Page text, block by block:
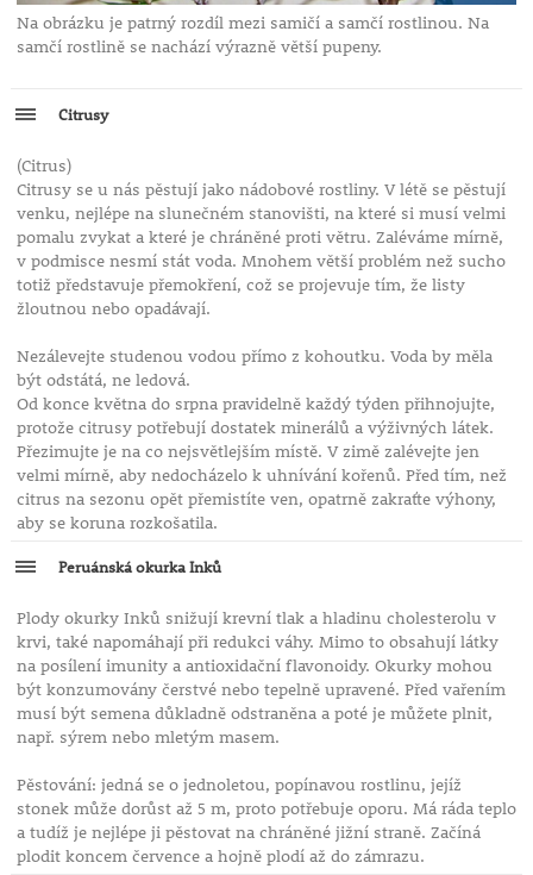
Na obrázku je patrný rozdíl mezi samičí a samčí rostlinou. Na
samčí rostlině se nachází výrazně větší pupeny.
Citrusy
(Citrus)
Citrusy se u nás pěstují jako nádobové rostliny. V létě se pěstují
venku, nejlépe na slunečném stanovišti, na které si musí velmi
pomalu zvykat a které je chráněné proti větru. Zaléváme mírně,
v podmisce nesmí stát voda. Mnohem větší problém než sucho
totiž představuje přemokření, což se projevuje tím, že listy
žloutnou nebo opadávají.
Nezálevejte studenou vodou přímo z kohoutku. Voda by měla
být odstátá, ne ledová.
Od konce května do srpna pravidelně každý týden přihnojujte,
protože citrusy potřebují dostatek minerálů a výživných látek.
Přezimujte je na co nejsvětlejším místě. V zimě zalévejte jen
velmi mírně, aby nedocházelo k uhnívání kořenů. Před tím, než
citrus na sezonu opět přemistíte ven, opatrně zakraťte výhony,
aby se koruna rozkošatila.
Peruánská okurka Inků
Plody okurky Inků snižují krevní tlak a hladinu cholesterolu v
krvi, také napomáhají při redukci váhy. Mimo to obsahují látky
na posílení imunity a antioxidační flavonoidy. Okurky mohou
být konzumovány čerstvé nebo tepelně upravené. Před vařením
musí být semena důkladně odstraněna a poté je můžete plnit,
např. sýrem nebo mletým masem.
Pěstování: jedná se o jednoletou, popínavou rostlinu, jejíž
stonek může dorůst až 5 m, proto potřebuje oporu. Má ráda teplo
a tudíž je nejlépe ji pěstovat na chráněné jižní straně. Začíná
plodit koncem července a hojně plodí až do zámrazu.